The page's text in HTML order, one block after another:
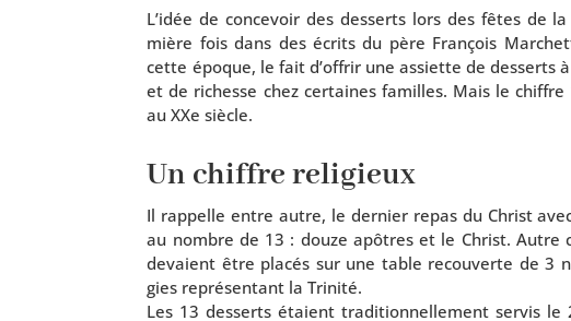
L’idée de conce­voir des des­serts lors des fêtes
mière fois dans des écrits du père François
cette époque, le fait d’offrir une assiette de des­serts
et de richesse chez cer­taines familles. Mais le
au XXe siècle.
Un chiffre religieux
Il rap­pelle entre autre, le der­nier repas du Christ
au nombre de 13 : douze apôtres et le Christ. Autre
devaient être pla­cés sur une table recou­verte de 3
gies repré­sen­tant la Trinité.
Les 13 des­serts étaient tra­di­tion­nel­le­ment ser­vis le